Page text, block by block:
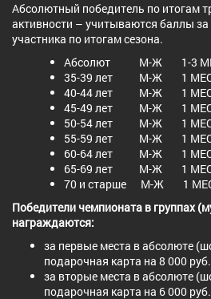
Абсолютный победитель по итогам
активности – учитываются баллы за
участника по итогам сезона.
Абсолют М-Ж 1-
35-39 лет М-Ж 1
40-44 лет М-Ж 1
45-49 лет М-Ж 1
50-54 лет М-Ж 1
55-59 лет М-Ж 1
60-64 лет М-Ж 1
65-69 лет М-Ж 1
70 и старше М-Ж 1
Победители чемпионата в группах
награждаются:
за первые места в абсолюте
подарочная карта на 8 000 руб.
за вторые места в абсолюте
подарочная карта на 6 000 руб.